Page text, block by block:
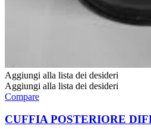
Aggiungi alla lista dei desideri
Aggiungi alla lista dei desideri
Compare
CUFFIA POSTERIORE